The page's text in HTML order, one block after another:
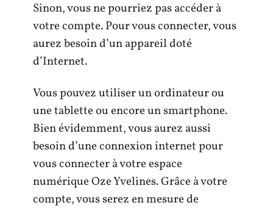
Sinon, vous ne pourriez pas accéder à
votre compte. Pour vous connecter, vous
aurez besoin d’un appareil doté
d’Internet.
Vous pouvez utiliser un ordinateur ou
une tablette ou encore un smartphone.
Bien évidemment, vous aurez aussi
besoin d’une connexion internet pour
vous connecter à votre espace
numérique Oze Yvelines. Grâce à votre
compte, vous serez en mesure de